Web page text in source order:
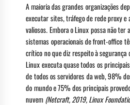
A maioria das grandes organizações
executar sites, tráfego de rede proxy e
valiosos. Embora o Linux possa não
sistemas operacionais de front-office
crítico no que diz respeito à segurança
Linux executa quase todos os
de todos os servidores da web, 98%
do mundo e 75% dos principais
nuvem (Netcraft, 2019, Linux